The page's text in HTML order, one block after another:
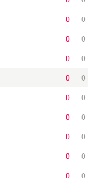
0 0
0 0
0 0
0
0
0 0
0 0
0 0
0 0
0 0